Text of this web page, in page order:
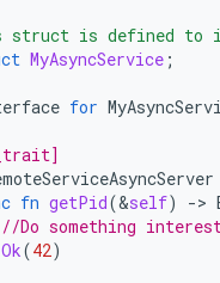
is defined to
MyAsyncService ;
for
fn getPid(&self) ->
//Do something
Ok(42)